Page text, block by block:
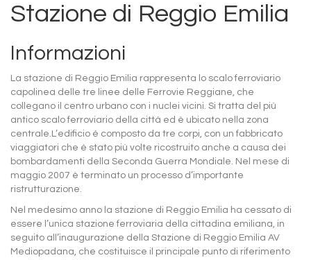
Stazione di Reggio Emilia
Informazioni
La stazione di Reggio Emilia rappresenta lo scalo ferroviario
capolinea delle tre linee delle Ferrovie Reggiane, che
collegano il centro urbano con i nuclei vicini. Si tratta del più
antico scalo ferroviario della città ed è ubicato nella zona
centrale.L’edificio è composto da tre corpi, con un fabbricato
viaggiatori che è stato più volte ricostruito anche a causa dei
bombardamenti della Seconda Guerra Mondiale. Nel mese di
maggio 2007 è terminato un processo d’importante
ristrutturazione.
Nel medesimo anno la stazione di Reggio Emilia ha cessato di
essere l’unica stazione ferroviaria della cittadina emiliana, in
seguito all’inaugurazione della Stazione di Reggio Emilia AV
Mediopadana, che costituisce il principale punto di riferimento